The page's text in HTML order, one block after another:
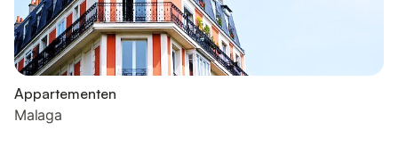
Appartementen
Malaga